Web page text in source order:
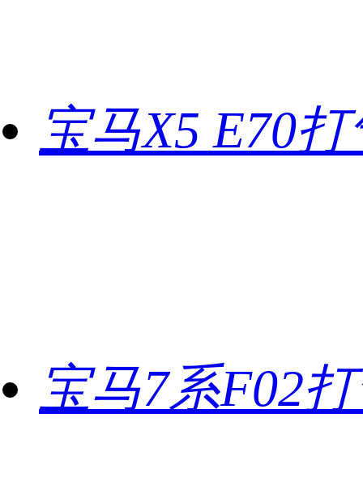
宝马X5 E70
宝马7系F02